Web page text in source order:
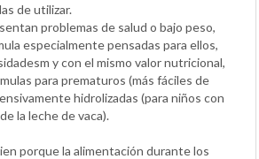
de utilizar.
problemas de salud o bajo peso,
especialmente pensadas para ellos,
y con el mismo valor nutricional,
para prematuros (más fáciles de
hidrolizadas (para niños con
la leche de vaca).
porque la alimentación durante los